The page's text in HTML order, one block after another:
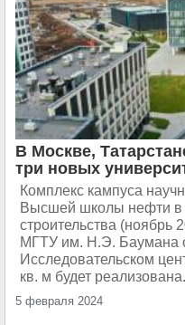
В Москве,
три новых
Комплекс кампуса
Высшей школы нефти в
строительства (ноябрь
МГТУ им. Н.Э. Баумана
Исследовательском
кв. м будет
5 февраля 2024